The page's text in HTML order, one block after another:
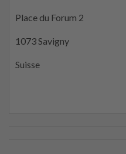
Place du Forum 2
1073 Savigny
Suisse